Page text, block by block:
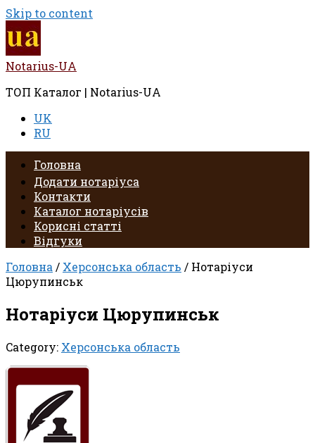
Skip to content
Notarius-UA
ТОП Каталог | Notarius-UA
UK
RU
Головна
Додати нотаріуса
Контакти
Каталог нотаріусів
Корисні статті
Відгуки
Головна / Херсонська область / Нотаріуси
Цюрупинськ
Нотаріуси Цюрупинськ
Category: Херсонська область